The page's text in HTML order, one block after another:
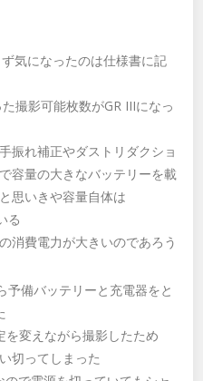
気になったのは仕様書に記
撮影可能枚数がGR IIIになっ
振れ補正やダストリダクショ
容量の大きなバッテリーを載
思いきや容量自体は
る
消費電力が大きいのであろう
備バッテリーと充電器をと
変えながら撮影したため
切ってしまった